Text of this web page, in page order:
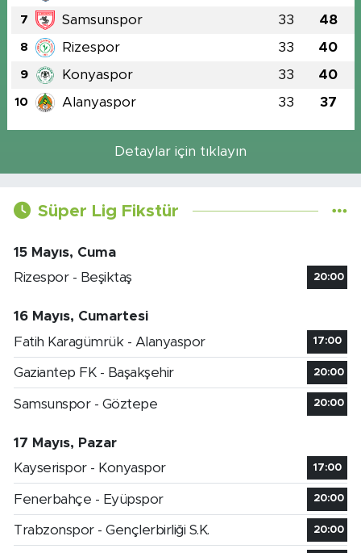
7 Samsunspor 33 48
8 Rizespor 33 40
9 Konyaspor 33 40
10 Alanyaspor 33 37
Detaylar için tıklayın
Süper Lig Fikstür
15 Mayıs, Cuma
Rizespor - Beşiktaş
20:00
16 Mayıs, Cumartesi
Fatih Karagümrük - Alanyaspor
17:00
Gaziantep FK - Başakşehir 20:00
Samsunspor - Göztepe 20:00
17 Mayıs, Pazar
Kayserispor - Konyaspor
17:00
Fenerbahçe - Eyüpspor 20:00
Trabzonspor - Gençlerbirliği S.K. 20:00